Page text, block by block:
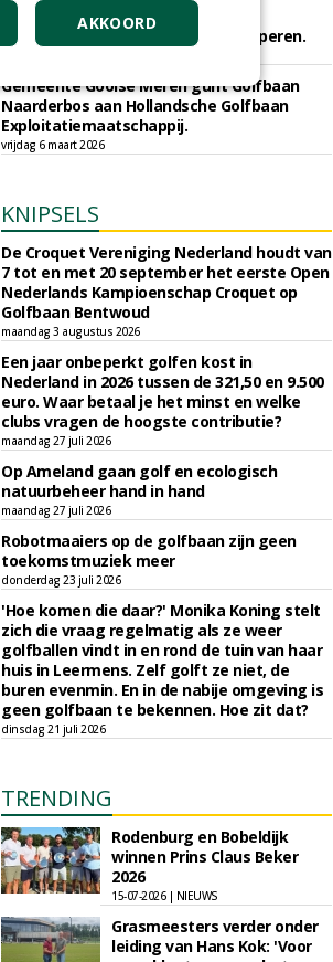
Sportbedrijf Rotterdam gunt semi
organische meststoffen aan Van Iperen.
Gemeente Gooise Meren gunt Golfbaan
Naarderbos aan Hollandsche Golfbaan
Exploitatiemaatschappij.
vrijdag 6 maart 2026
KNIPSELS
De Croquet Vereniging Nederland houdt van
7 tot en met 20 september het eerste Open
Nederlands Kampioenschap Croquet op
Golfbaan Bentwoud
maandag 3 augustus 2026
Een jaar onbeperkt golfen kost in
Nederland in 2026 tussen de 321,50 en 9.500
euro. Waar betaal je het minst en welke
clubs vragen de hoogste contributie?
maandag 27 juli 2026
Op Ameland gaan golf en ecologisch
natuurbeheer hand in hand
maandag 27 juli 2026
Robotmaaiers op de golfbaan zijn geen
toekomstmuziek meer
donderdag 23 juli 2026
'Hoe komen die daar?' Monika Koning stelt
zich die vraag regelmatig als ze weer
golfballen vindt in en rond de tuin van haar
huis in Leermens. Zelf golft ze niet, de
buren evenmin. En in de nabije omgeving is
geen golfbaan te bekennen. Hoe zit dat?
dinsdag 21 juli 2026
TRENDING
Rodenburg en Bobeldijk
winnen Prins Claus Beker
2026
15-07-2026 | NIEUWS
Grasmeesters verder onder
leiding van Hans Kok: 'Voor
AKKOORD